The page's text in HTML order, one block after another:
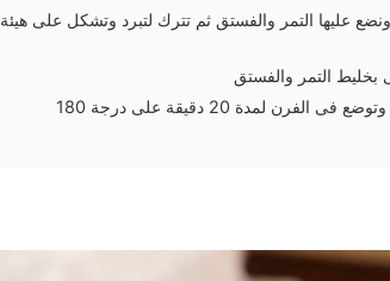
عليها التمر والفستق ثم تترك لتبرد وتشكل على هيئة
التمر والفستق
لمدة 20 دقيقة على درجة 180